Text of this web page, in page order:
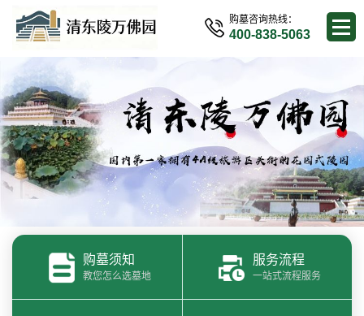
购墓咨询热线：
400-838-5063
购墓须知
教您怎么选墓地
服务流程
一站式流程服务